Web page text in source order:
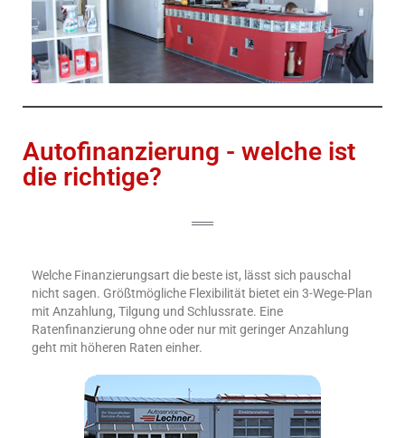
Autofinanzierung - welche ist
die richtige?
Welche Finanzierungsart die beste ist, lässt sich pauschal
nicht sagen. Größtmögliche Flexibilität bietet ein 3-Wege-Plan
mit Anzahlung, Tilgung und Schlussrate. Eine
Ratenfinanzierung ohne oder nur mit geringer Anzahlung
geht mit höheren Raten einher.